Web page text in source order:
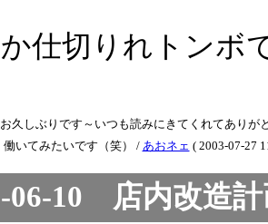
仕切りれトンボ
久しぶりです～いつも読みにきてくれてありが
働いてみたいです（笑） / あおネェ ( 2003-07-27
06-10 店内改造計